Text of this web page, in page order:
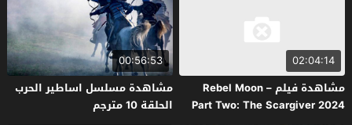
02:04:14
مشاهدة فيلم Rebel Moon –
Part Two: The Scargiver 2024
00:56:53
مشاهدة مسلسل اساطير الحرب
الحلقة 10 مترجم